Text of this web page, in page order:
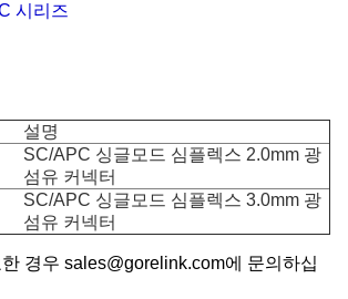
시리즈
설명
SC/APC 싱글모드 심플렉스 2.0mm 광
섬유 커넥터
SC/APC 싱글모드 심플렉스 3.0mm 광
섬유 커넥터
경우 sales@gorelink.com에 문의하십